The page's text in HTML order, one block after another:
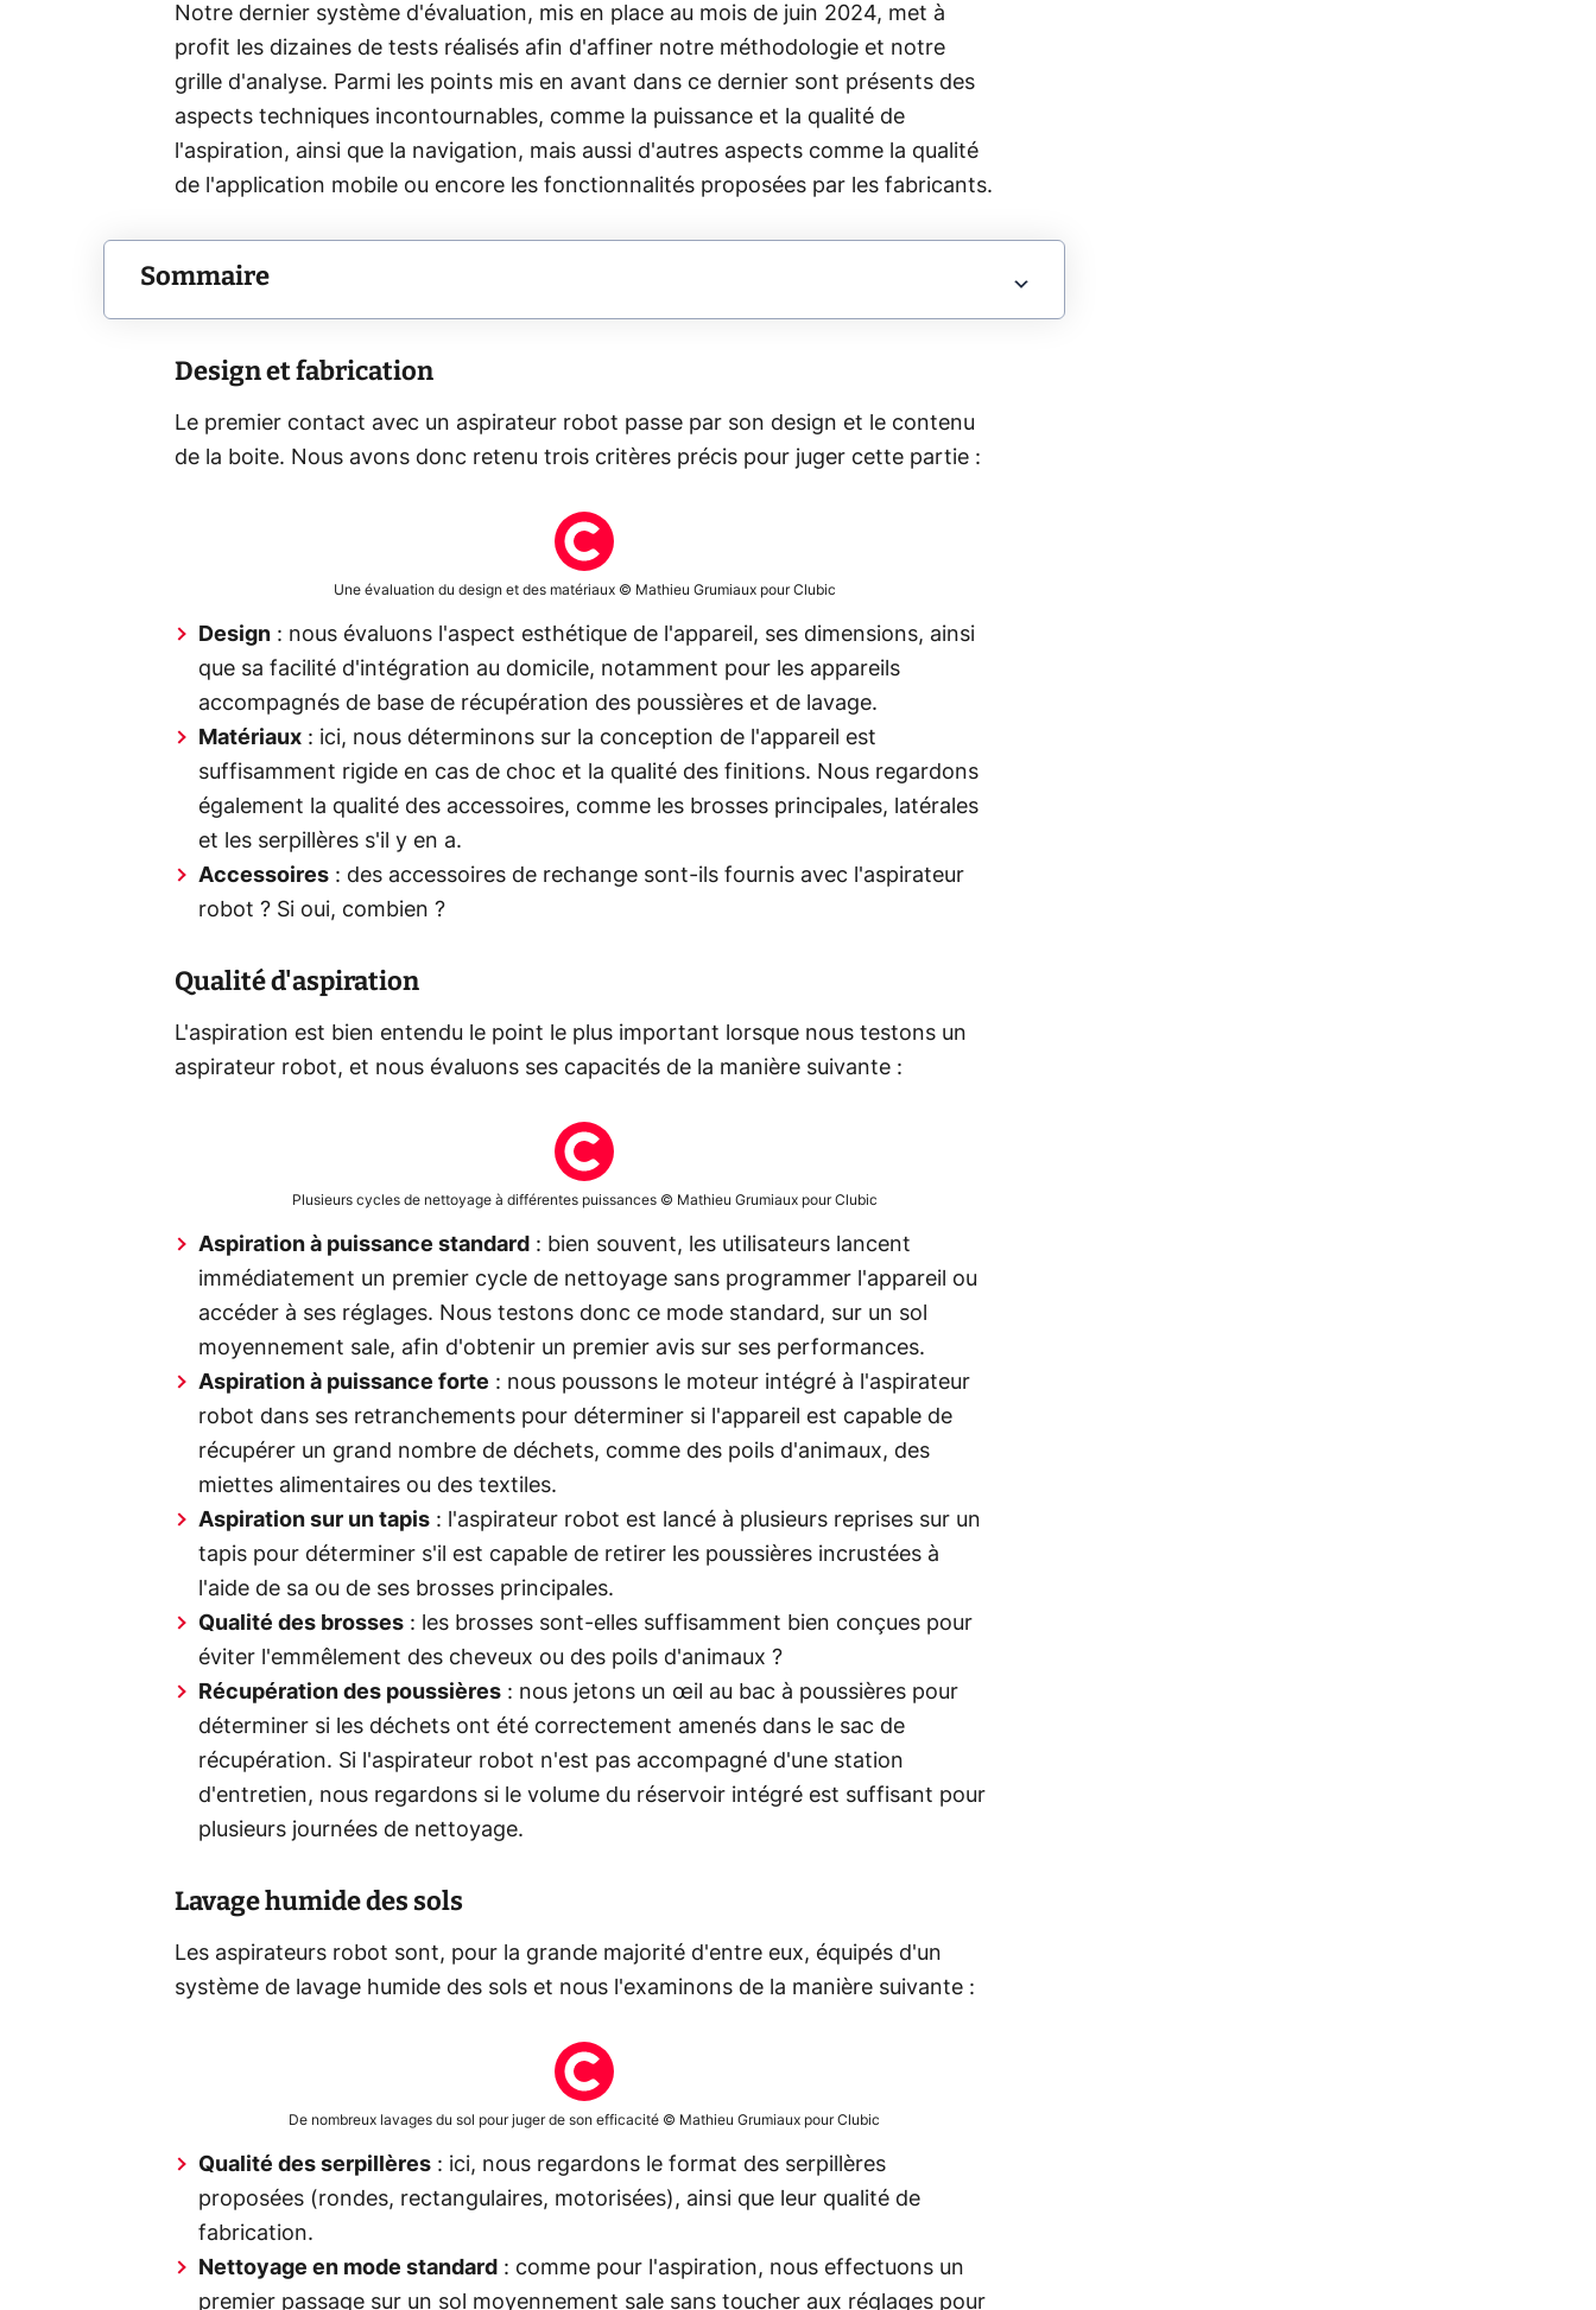
Notre dernier système d'évaluation, mis en place au mois de juin 2024, met à
profit les dizaines de tests réalisés afin d'affiner notre méthodologie et notre
grille d'analyse. Parmi les points mis en avant dans ce dernier sont présents des
aspects techniques incontournables, comme la puissance et la qualité de
l'aspiration, ainsi que la navigation, mais aussi d'autres aspects comme la qualité
de l'application mobile ou encore les fonctionnalités proposées par les fabricants.
Sommaire
Design et fabrication
Le premier contact avec un aspirateur robot passe par son design et le contenu
de la boite. Nous avons donc retenu trois critères précis pour juger cette partie :
Une évaluation du design et des matériaux © Mathieu Grumiaux pour Clubic
Design : nous évaluons l'aspect esthétique de l'appareil, ses dimensions, ainsi
que sa facilité d'intégration au domicile, notamment pour les appareils
accompagnés de base de récupération des poussières et de lavage.
Matériaux : ici, nous déterminons sur la conception de l'appareil est
suffisamment rigide en cas de choc et la qualité des finitions. Nous regardons
également la qualité des accessoires, comme les brosses principales, latérales
et les serpillères s'il y en a.
Accessoires : des accessoires de rechange sont-ils fournis avec l'aspirateur
robot ? Si oui, combien ?
Qualité d'aspiration
L'aspiration est bien entendu le point le plus important lorsque nous testons un
aspirateur robot, et nous évaluons ses capacités de la manière suivante :
Plusieurs cycles de nettoyage à différentes puissances © Mathieu Grumiaux pour Clubic
Aspiration à puissance standard : bien souvent, les utilisateurs lancent
immédiatement un premier cycle de nettoyage sans programmer l'appareil ou
accéder à ses réglages. Nous testons donc ce mode standard, sur un sol
moyennement sale, afin d'obtenir un premier avis sur ses performances.
Aspiration à puissance forte : nous poussons le moteur intégré à l'aspirateur
robot dans ses retranchements pour déterminer si l'appareil est capable de
récupérer un grand nombre de déchets, comme des poils d'animaux, des
miettes alimentaires ou des textiles.
Aspiration sur un tapis : l'aspirateur robot est lancé à plusieurs reprises sur un
tapis pour déterminer s'il est capable de retirer les poussières incrustées à
l'aide de sa ou de ses brosses principales.
Qualité des brosses : les brosses sont-elles suffisamment bien conçues pour
éviter l'emmêlement des cheveux ou des poils d'animaux ?
Récupération des poussières : nous jetons un œil au bac à poussières pour
déterminer si les déchets ont été correctement amenés dans le sac de
récupération. Si l'aspirateur robot n'est pas accompagné d'une station
d'entretien, nous regardons si le volume du réservoir intégré est suffisant pour
plusieurs journées de nettoyage.
Lavage humide des sols
Les aspirateurs robot sont, pour la grande majorité d'entre eux, équipés d'un
système de lavage humide des sols et nous l'examinons de la manière suivante :
De nombreux lavages du sol pour juger de son efficacité © Mathieu Grumiaux pour Clubic
Qualité des serpillères : ici, nous regardons le format des serpillères
proposées (rondes, rectangulaires, motorisées), ainsi que leur qualité de
fabrication.
Nettoyage en mode standard : comme pour l'aspiration, nous effectuons un
premier passage sur un sol moyennement sale sans toucher aux réglages pour